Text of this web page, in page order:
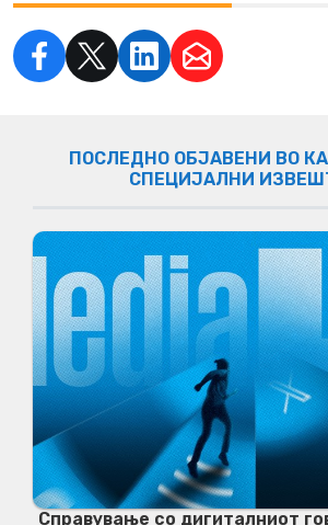
ПОСЛЕДНО ОБЈАВЕНИ ВО
СПЕЦИЈАЛНИ
Справување со дигиталниот